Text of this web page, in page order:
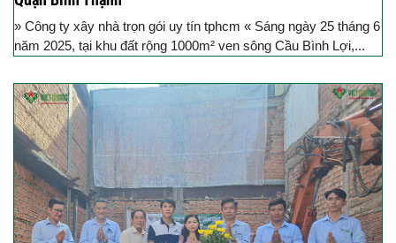
» Công ty xây nhà trọn gói uy tín tphcm « Sáng ngày 25 tháng 6
năm 2025, tại khu đất rộng 1000m² ven sông Cầu Bình Lợi,...